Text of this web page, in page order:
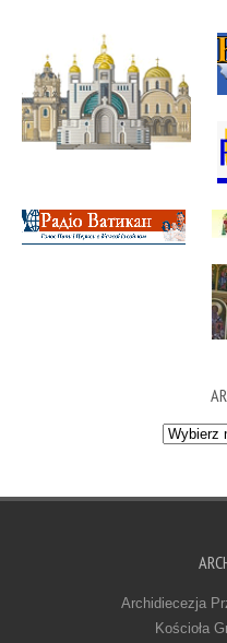
Archiwum
Archidiecezja
Kościoła